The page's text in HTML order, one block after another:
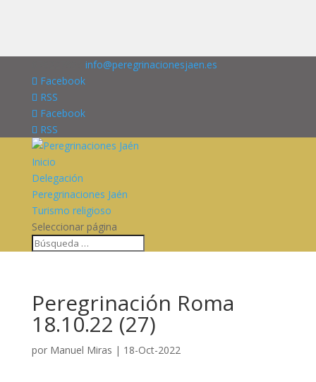
info@peregrinacionesjaen.es
Facebook
RSS
Facebook
RSS
Inicio
Delegación
Peregrinaciones Jaén
Turismo religioso
Seleccionar página
Peregrinación Roma
18.10.22 (27)
por Manuel Miras | 18-Oct-2022